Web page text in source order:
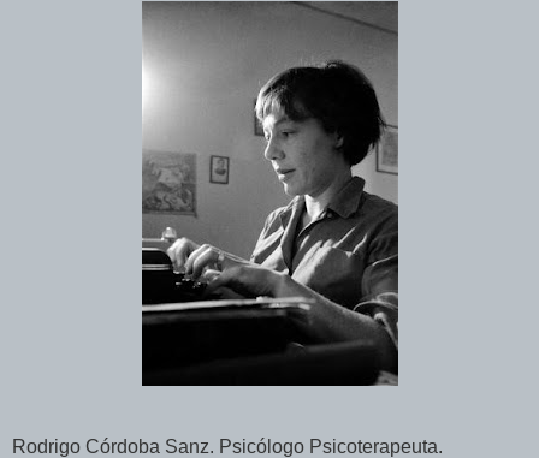
Rodrigo Córdoba Sanz. Psicólogo Psicoterapeuta.